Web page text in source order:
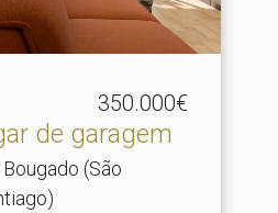
350.000€
de garagem
(São